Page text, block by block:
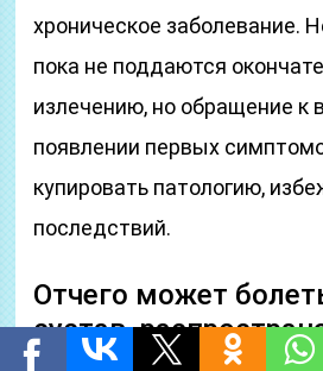
хроническое заболевание.
пока не поддаются
излечению, но обращение к
появлении первых
купировать патологию,
последствий.
Отчего может
сустав,
проблемы и